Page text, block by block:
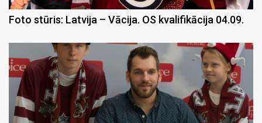
Foto stūris: Latvija – Vācija. OS kvalifikācija 04.09.